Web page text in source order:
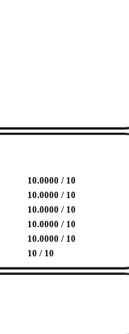
10.0000 / 10
10.0000 / 10
10.0000 / 10
10.0000 / 10
10.0000 / 10
10 / 10